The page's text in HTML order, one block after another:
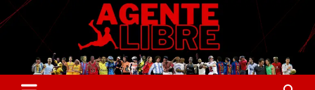
Saltar
al
Agente Libre Digital
La nueva generación del periodismo deportivo.